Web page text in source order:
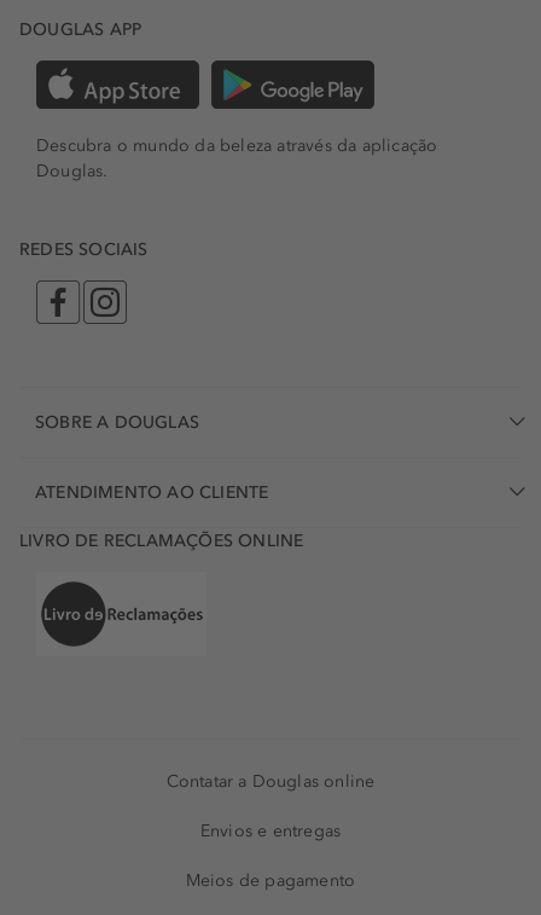
DOUGLAS APP
Descubra o mundo da beleza através da aplicação
Douglas.
REDES SOCIAIS
SOBRE A DOUGLAS
ATENDIMENTO AO CLIENTE
LIVRO DE RECLAMAÇÕES ONLINE
Contatar a Douglas online
Envios e entregas
Meios de pagamento